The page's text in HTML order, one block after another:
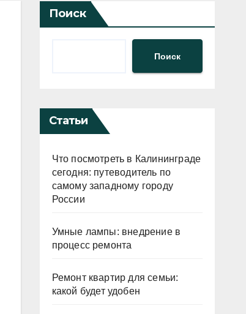
Поиск
Поиск
Статьи
Что посмотреть в Калининграде
сегодня: путеводитель по
самому западному городу
России
Умные лампы: внедрение в
процесс ремонта
Ремонт квартир для семьи:
какой будет удобен